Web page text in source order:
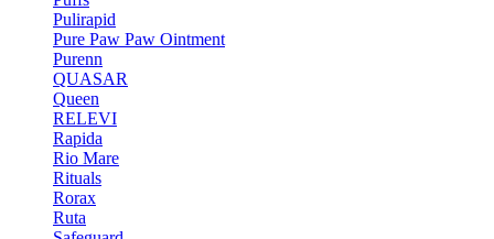
Pulirapid
Pure Paw Paw Ointment
Purenn
QUASAR
Queen
RELEVI
Rapida
Rio Mare
Rituals
Rorax
Ruta